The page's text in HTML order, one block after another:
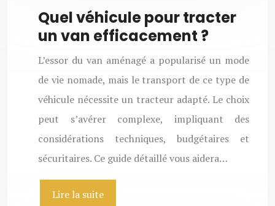
Quel véhicule pour tracter
un van efficacement ?
L’essor du van aménagé a popularisé un mode
de vie nomade, mais le transport de ce type de
véhicule nécessite un tracteur adapté. Le choix
peut s’avérer complexe, impliquant des
considérations techniques, budgétaires et
sécuritaires. Ce guide détaillé vous aidera…
Lire la suite